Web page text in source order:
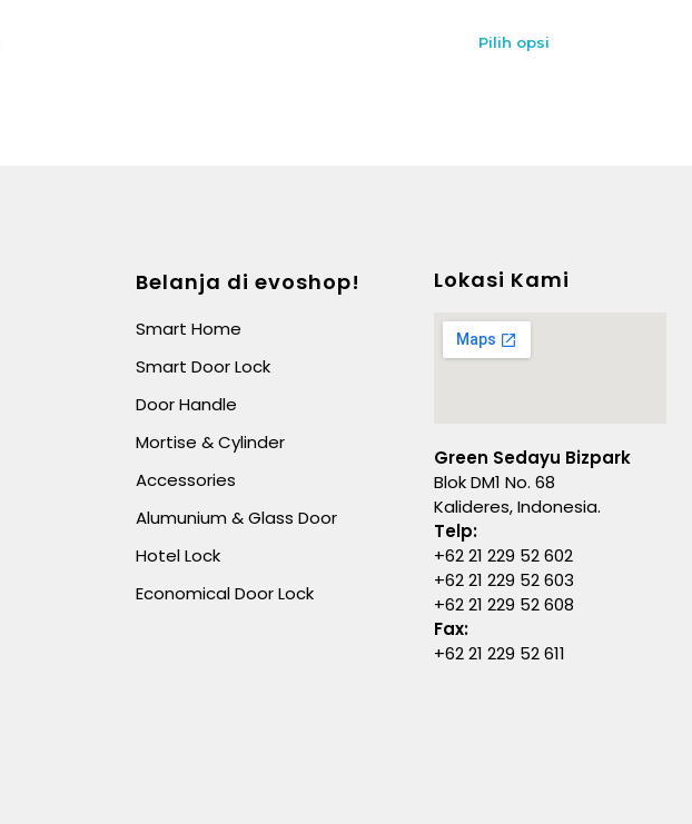
Pilih opsi
Belanja di evoshop!
Smart Home
Smart Door Lock
Door Handle
Mortise & Cylinder
Accessories
Alumunium & Glass Door
Hotel Lock
Economical Door Lock
Lokasi Kami
Green Sedayu Bizpark
Blok DM1 No. 68
Kalideres, Indonesia.
Telp:
+62 21 229 52 602
+62 21 229 52 603
+62 21 229 52 608
Fax:
+62 21 229 52 611